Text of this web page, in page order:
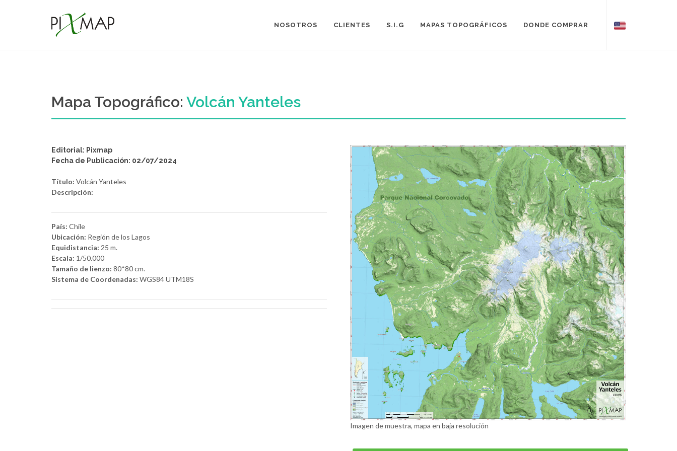
NOSOTROS CLIENTES S.I.G MAPAS TOPOGRÁFICOS DONDE COMPRAR
Mapa Topográfico: Volcán Yanteles
Editorial: Pixmap
Fecha de Publicación: 02/07/2024
Título: Volcán Yanteles
Descripción:
País: Chile
Ubicación: Región de los Lagos
Equidistancia: 25 m.
Escala: 1/50.000
Tamaño de lienzo: 80*80 cm.
Sistema de Coordenadas: WGS84 UTM18S
Imagen de muestra, mapa en baja resolución